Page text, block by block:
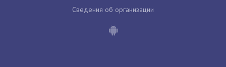
Сведения об организации